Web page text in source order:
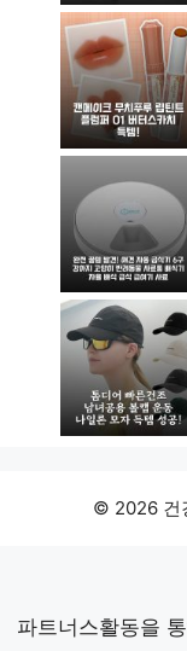
© 2026 건
파트너스활동을